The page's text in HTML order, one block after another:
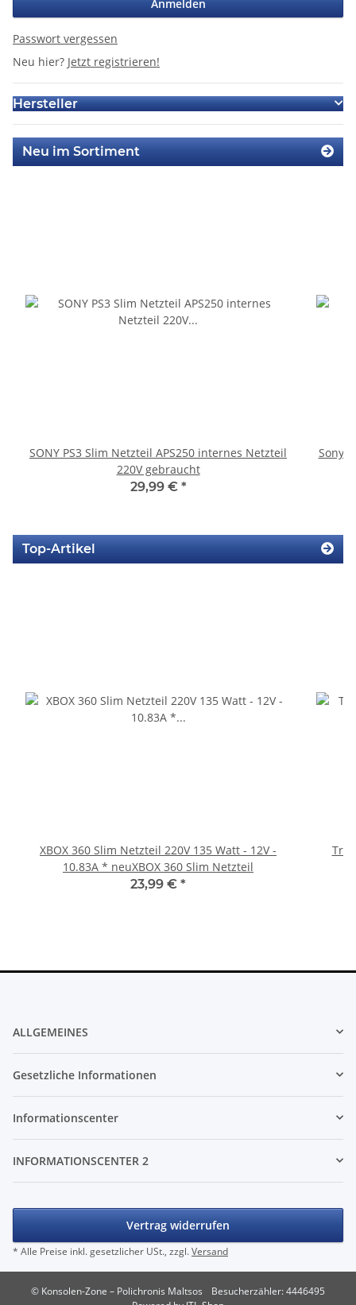
Anmelden
Passwort vergessen
Neu hier? Jetzt registrieren!
Hersteller
Neu im Sortiment
SONY PS3 Slim Netzteil APS250 internes Netzteil
220V gebraucht
29,99 € *
Sony
Top-Artikel
XBOX 360 Slim Netzteil 220V 135 Watt - 12V -
10.83A * neuXBOX 360 Slim Netzteil
23,99 € *
ALLGEMEINES
Gesetzliche Informationen
Informationscenter
INFORMATIONSCENTER 2
Vertrag widerrufen
* Alle Preise inkl. gesetzlicher USt., zzgl.Versand
© Konsolen-Zone – Polichronis Maltsos
Besucherzähler: 4446495